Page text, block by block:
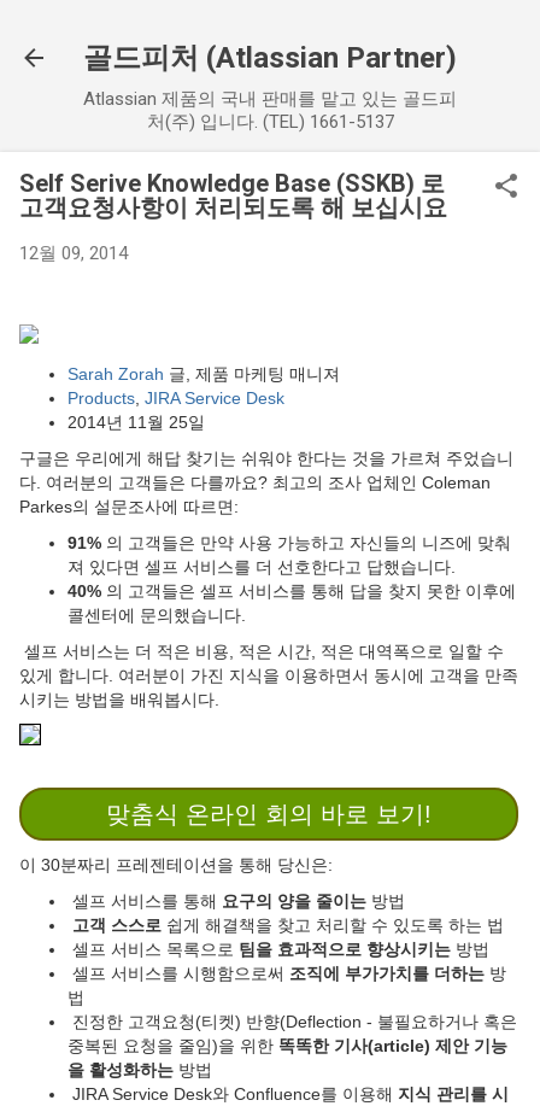
골드피처 (Atlassian Partner)
Atlassian 제품의 국내 판매를 맡고 있는 골드피
처(주) 입니다. (TEL) 1661-5137
Self Serive Knowledge Base (SSKB) 로
고객요청사항이 처리되도록 해 보십시요
12월 09, 2014
Sarah Zorah 글, 제품 마케팅 매니져
Products JIRA Service Desk
2014년 11월 25일
구글은 우리에게 해답 찾기는 쉬워야 한다는 것을 가르쳐 주었습니
다. 여러분의 고객들은 다를까요? 최고의 조사 업체인 Coleman
Parkes의 설문조사에 따르면:
91% 의 고객들은 만약 사용 가능하고 자신들의 니즈에 맞춰
져 있다면 셀프 서비스를 더 선호한다고 답했습니다.
40% 의 고객들은 셀프 서비스를 통해 답을 찾지 못한 이후에
콜센터에 문의했습니다.
셀프 서비스는 더 적은 비용, 적은 시간, 적은 대역폭으로 일할 수
있게 합니다. 여러분이 가진 지식을 이용하면서 동시에 고객을 만족
시키는 방법을 배워봅시다.
맞춤식 온라인 회의 바로 보기!
이 30분짜리 프레젠테이션을 통해 당신은:
셀프 서비스를 통해 요구의 양을 줄이는 방법
고객 스스로 쉽게 해결책을 찾고 처리할 수 있도록 하는 법
셀프 서비스 목록으로 팀을 효과적으로 향상시키는 방법
셀프 서비스를 시행함으로써 조직에 부가가치를 더하는 방
법
진정한 고객요청(티켓) 반향(Deflection - 불필요하거나 혹은
중복된 요청을 줄임)을 위한 똑똑한 기사(article) 제안 기능
을 활성화하는 방법
JIRA Service Desk와 Confluence를 이용해 지식 관리를 시